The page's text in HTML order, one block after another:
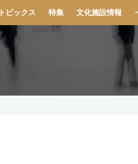
トピックス 特集 文化施設情報